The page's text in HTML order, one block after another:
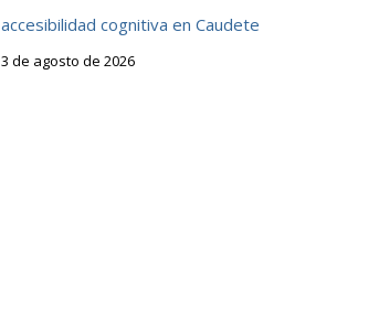
accesibilidad cognitiva en Caudete
3 de agosto de 2026